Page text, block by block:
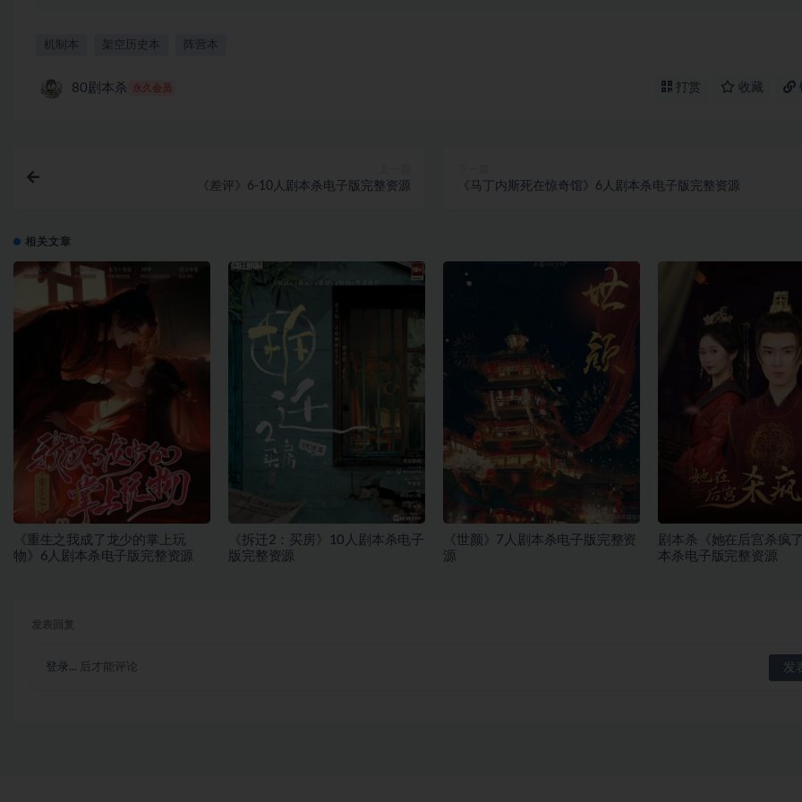
机制本 架空历史本 阵营本
80剧本杀 永久会员 打赏 收藏
《差评》6-10人剧本杀电子版完整资源 《马丁内斯死在惊奇馆》6人剧本杀电子版完整资源
相关文章
《重生之我成了龙少的掌上玩
物》6人剧本杀电子版完整资源
《拆迁2：买房》10人剧本杀电子
版完整资源
《世颜》7人剧本杀电子版完整资
源
剧本杀《她在后宫杀疯
本杀电子版完整资源
登录... 后才能评论